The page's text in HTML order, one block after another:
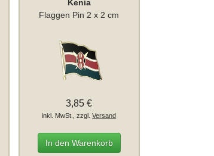
Kenia
Flaggen Pin 2 x 2 cm
3,85 €
inkl. MwSt., zzgl.Versand
In den Warenkorb